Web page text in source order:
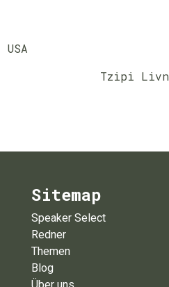
Tzipi
Sitemap
Speaker Select
Redner
Themen
Blog